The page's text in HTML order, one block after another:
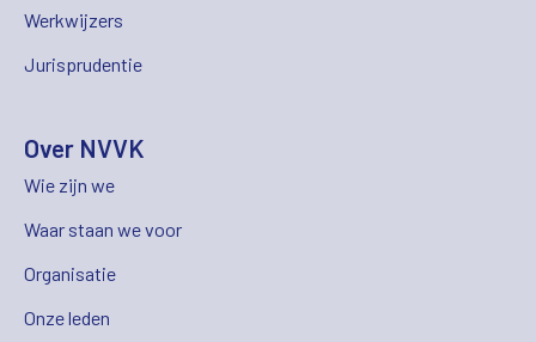
Werkwijzers
Jurisprudentie
Over NVVK
Wie zijn we
Waar staan we voor
Organisatie
Onze leden